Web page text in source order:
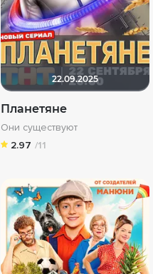
22.09.2025
Планетяне
Они существуют
2.97 /11